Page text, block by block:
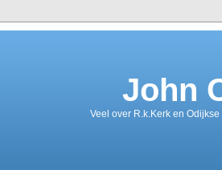
John
Veel over R.k.Kerk en